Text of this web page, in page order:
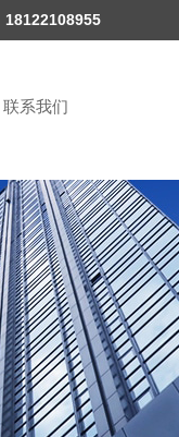
18122108955
联系我们